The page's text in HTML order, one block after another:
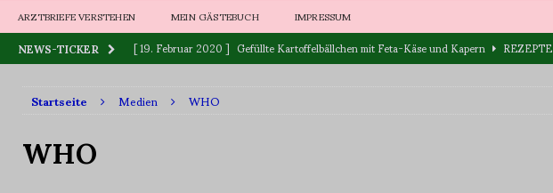
ARZTBRIEFE VERSTEHEN MEIN GÄSTEBUCH IMPRESSUM
NEWS-TICKER [ 19. Februar 2020 ] Gefüllte Kartoffelbällchen mit Feta-Käse und Kapern REZEPTE
[ 11. September 2019 ]
Startseite Medien WHO
WHO